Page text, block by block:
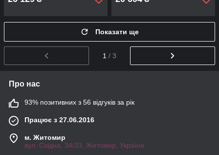
Показати ще
1 / 3
Про нас
93% позитивних з 56 відгуків за рік
Працює з 27.06.2016
м. Житомир
вул. Східна, 34/33, Житомир, Україна